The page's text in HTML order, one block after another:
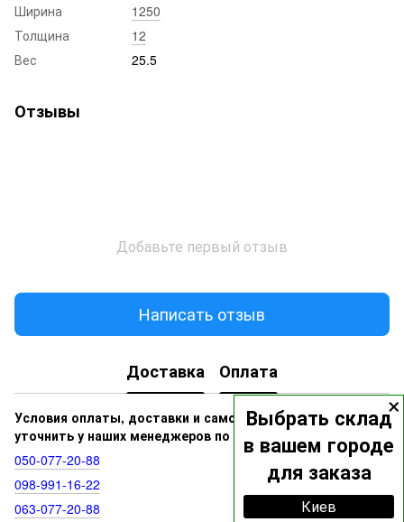
×
Выбрать склад
в вашем городе
для заказа
Киев
Ширина
1250
Толщина
12
Вес
25.5
Отзывы
Добавьте первый отзыв
Написать отзыв
Доставка Оплата
Условия оплаты, доставки и самовывоза вы можете
уточнить у наших менеджеров по номерам:
050‑077‑20‑88
098‑991‑16‑22
063‑077‑20‑88